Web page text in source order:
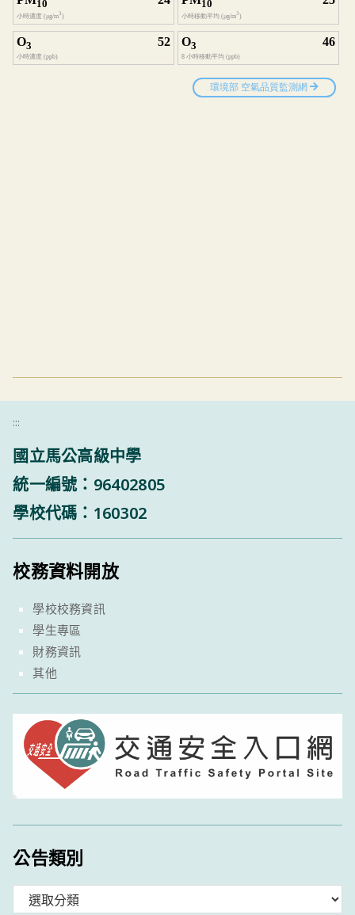
:::
國立馬公高級中學
統一編號：96402805
學校代碼：160302
校務資料開放
學校校務資訊
學生專區
財務資訊
其他
公告類別